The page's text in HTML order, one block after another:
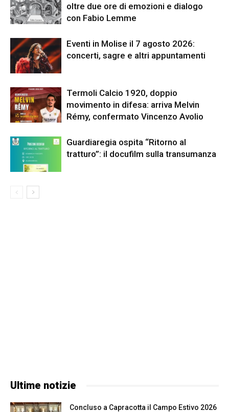
oltre due ore di emozioni e dialogo
con Fabio Lemme
Eventi in Molise il 7 agosto 2026:
concerti, sagre e altri appuntamenti
Termoli Calcio 1920, doppio
movimento in difesa: arriva Melvin
Rémy, confermato Vincenzo Avolio
Guardiaregia ospita “Ritorno al
tratturo”: il docufilm sulla transumanza
Ultime notizie
Concluso a Capracotta il Campo Estivo 2026